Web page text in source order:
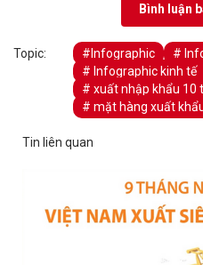
Bình luận
Topic: #Infographic
#
# Infographic kinh tế
# xuất nhập khẩu 10
# mặt hàng xuất
Tin liên quan